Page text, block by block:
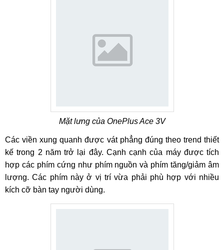
Mặt lưng của OnePlus Ace 3V
Các viền xung quanh được vát phẳng đúng theo trend thiết
kế trong 2 năm trở lại đây. Cạnh cạnh của máy được tích
hợp các phím cứng như phím nguồn và phím tăng/giảm âm
lượng. Các phím này ở vị trí vừa phải phù hợp với nhiều
kích cỡ bàn tay người dùng.